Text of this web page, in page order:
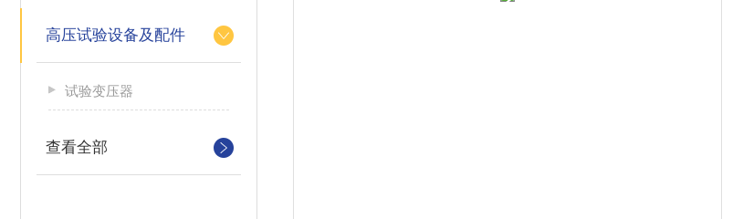
高压试验设备及配件
试验变压器
查看全部